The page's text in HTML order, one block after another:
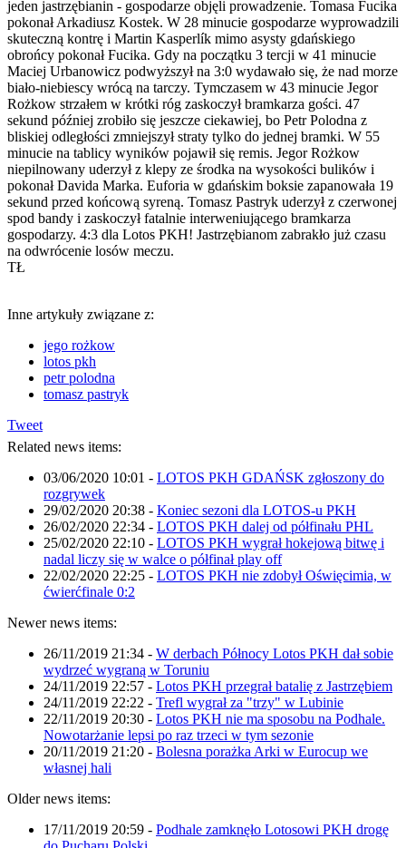
jeden jastrzębianin - gospodarze objęli prowadzenie. Tomasa Fucika
pokonał Arkadiusz Kostek. W 28 minucie gospodarze wyprowadzili
skuteczną kontrę i Martin Kasperlík mimo asysty gdańskiego
obrońcy pokonał Fucika. Gdy na początku 3 tercji w 41 minucie
Maciej Urbanowicz podwyższył na 3:0 wydawało się, że nad morze
biało-niebiescy wrócą na tarczy. Tymczasem w 43 minucie Jegor
Rożkow strzałem w krótki róg zaskoczył bramkarza gości. 47
sekund później zrobiło się jeszcze ciekawiej, bo Petr Polodna z
bliskiej odległości zmniejszył straty tylko do jednej bramki. W 55
minucie na tablicy wyników pojawił się remis. Jegor Rożkow
niepilnowany uderzył z klepy ze środka na wysokości bulików i
pokonał Davida Marka. Euforia w gdańskim boksie zapanowała 19
sekund przed końcową syreną. Tomasz Pastryk uderzył z czerwonej
spod bandy i zaskoczył fatalnie interweniującego bramkarza
gospodarzy. 4:3 dla Lotos PKH! Jastrzębianom zabrakło już czasu
na odwrócenie losów meczu.
TŁ
Inne artykuły związane z:
jego rożkow
lotos pkh
petr polodna
tomasz pastryk
Tweet
Related news items:
03/06/2020 10:01 - LOTOS PKH GDAŃSK zgłoszony do
rozgrywek
29/02/2020 20:38 - Koniec sezoni dla LOTOS-u PKH
26/02/2020 22:34 - LOTOS PKH dalej od półfinału PHL
25/02/2020 22:10 - LOTOS PKH wygrał hokejową bitwę i
nadal liczy się w walce o półfinał play off
22/02/2020 22:25 - LOTOS PKH nie zdobył Oświęcimia, w
ćwierćfinale 0:2
Newer news items:
26/11/2019 21:34 - W derbach Północy Lotos PKH dał sobie
wydrzeć wygraną w Toruniu
24/11/2019 22:57 - Lotos PKH przegrał batalię z Jastrzębiem
24/11/2019 22:22 - Trefl wygrał za "trzy" w Lubinie
22/11/2019 20:30 - Lotos PKH nie ma sposobu na Podhale.
Nowotarżanie lepsi po raz trzeci w tym sezonie
20/11/2019 21:20 - Bolesna porażka Arki w Eurocup we
własnej hali
Older news items:
17/11/2019 20:59 - Podhale zamknęło Lotosowi PKH drogę